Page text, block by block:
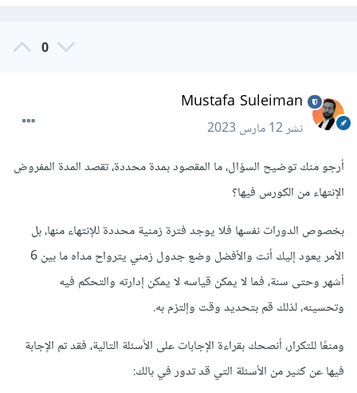
0
Mustafa Suleiman
نشر12 مارس 2023
أرجو منك توضيح السؤال، ما المقصود بمدة محددة، تقصد المدة المفروض
الإنتهاء من الكورس فيها؟
بخصوص الدورات نفسها فلا يوجد فترة زمنية محددة للإنتهاء منها، بل
الأمر يعود إليك أنت والأفضل وضع جدول زمني يترواح مداه ما بين 6
أشهر وحتى سنة، فما لا يمكن قياسه لا يمكن إدارته والتحكم فيه
وتحسينه، لذلك قم بتحديد وقت وإلتزم به.
ومنعًا للتكرار، أنصحك بقراءة الإجابات على الأسئلة التالية، فقد تم الإجابة
فيها عن كثير من الأسئلة التي قد تدور في بالك: